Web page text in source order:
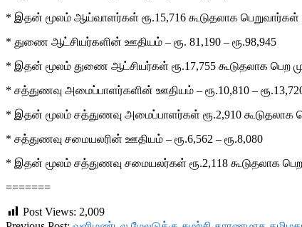
* இதன் மூலம் ஆய்வாளர்கள் ரூ.15,716 கூடுதலாக பெறுவார்கள்
* துணை ஆட்சியர்களின் ஊதியம் – ரூ. 81,190 – ரூ.98,945
* இதன் மூலம் துணை ஆட்சியர்கள் ரூ.17,755 கூடுதலாக பெற
* சத்துணவு அமைப்பாளர்களின் ஊதியம் – ரூ.10,810 –
* இதன் மூலம் சத்துணவு அமைப்பாளர்கள் ரூ.2,910 கூடுதலாக
* சத்துணவு சமையலரின் ஊதியம் – ரூ.6,562 – ரூ.8,080
* இதன் மூலம் சத்துணவு சமையலர்கள் ரூ.2,118 கூடுதலாக பெற
=======
Post Views: 2,009